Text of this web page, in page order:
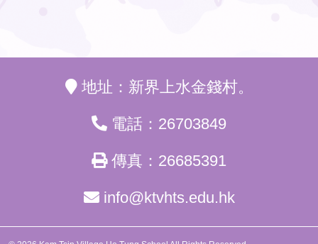
地址：新界上水金錢村。
電話：26703849
傳真：26685391
info@ktvhts.edu.hk